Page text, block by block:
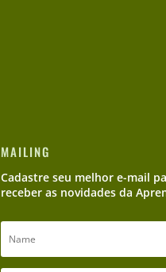
MAILING
Cadastre seu melhor e-mail
receber as novidades da